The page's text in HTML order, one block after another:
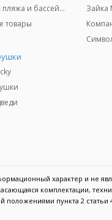
Товары для пляжа и бассейны
товары
Зайка
характер и
комплектации,
положениями пункта 2